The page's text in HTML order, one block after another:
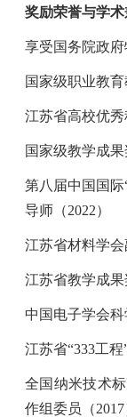
奖励荣誉与学
享受国务院政
国家级职业教
江苏省高校优
国家级教学成
第八届中国国际
导师 （2022）
江苏省材料学
江苏省教学成
中国电子学会
江苏省“333工程
全国纳米技术
作组委员（2017